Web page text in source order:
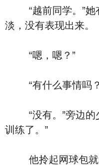
“越前同学。”她
淡，没有表现出来。
“嗯，嗯？”
“有什么事情吗
“没有。”旁边的
训练了。”
他拎起网球包就